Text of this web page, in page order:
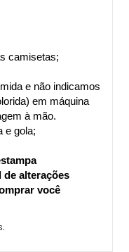
camisetas;
e não indicamos
em máquina
à mão.
e gola;
de alterações
você